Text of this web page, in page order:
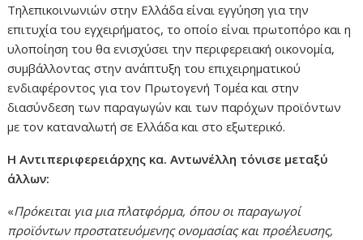
Τηλεπικοινωνιών στην Ελλάδα είναι εγγύηση για την
επιτυχία του εγχειρήματος, το οποίο είναι πρωτοπόρο και η
υλοποίηση του θα ενισχύσει την περιφερειακή οικονομία,
συμβάλλοντας στην ανάπτυξη του επιχειρηματικού
ενδιαφέροντος για τον Πρωτογενή Τομέα και στην
διασύνδεση των παραγωγών και των παρόχων προϊόντων
με τον καταναλωτή σε Ελλάδα και στο εξωτερικό.
Η Αντιπεριφερειάρχης κα. Αντωνέλλη τόνισε μεταξύ
άλλων:
«Πρόκειται για μια πλατφόρμα, όπου οι παραγωγοί
προϊόντων προστατευόμενης ονομασίας και προέλευσης,